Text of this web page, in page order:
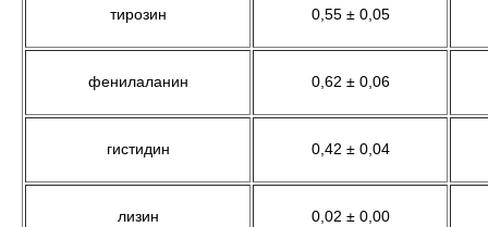
тирозин 0,55 ± 0,05
фенилаланин 0,62 ± 0,06
гистидин 0,42 ± 0,04
лизин 0,02 ± 0,00